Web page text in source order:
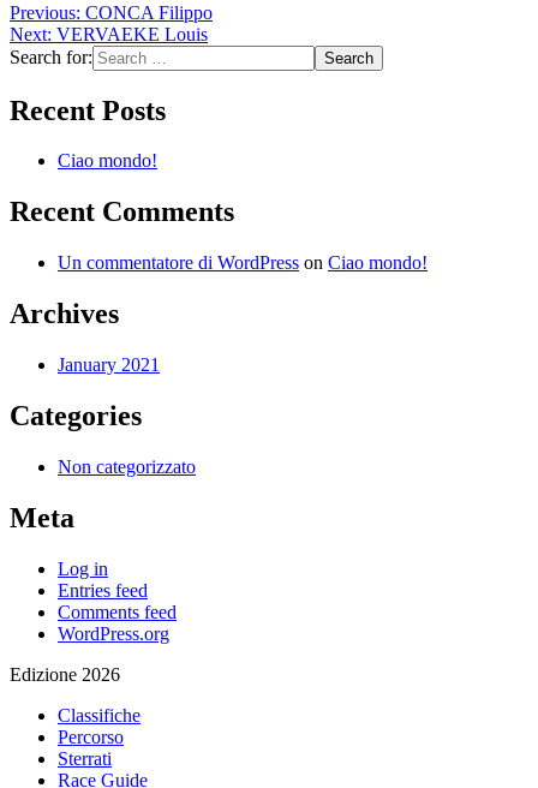
Previous: CONCA Filippo
Next: VERVAEKE Louis
Search for:
Recent Posts
Ciao mondo!
Recent Comments
Un commentatore di WordPress on Ciao mondo!
Archives
January 2021
Categories
Non categorizzato
Meta
Log in
Entries feed
Comments feed
WordPress.org
Edizione 2026
Classifiche
Percorso
Sterrati
Race Guide